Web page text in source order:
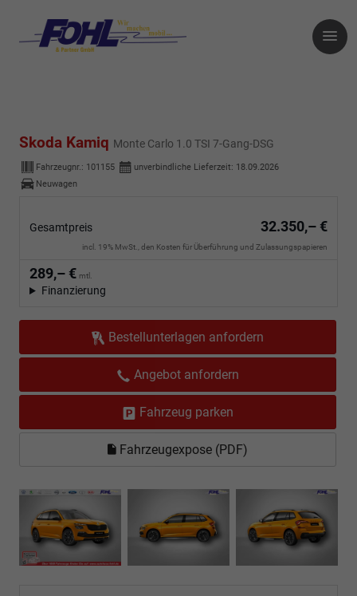
Skoda Kamiq Monte Carlo 1.0 TSI 7-Gang-DSG
Fahrzeugnr.: 101155 unverbindliche Lieferzeit: 18.09.2026
Neuwagen
Gesamtpreis 32.350,– €
incl. 19% MwSt., den Kosten für Überführung und Zulassungspapieren
289,– € mtl.
Finanzierung
Bestellunterlagen anfordern
Angebot anfordern
Fahrzeug parken
Fahrzeugexpose (PDF)